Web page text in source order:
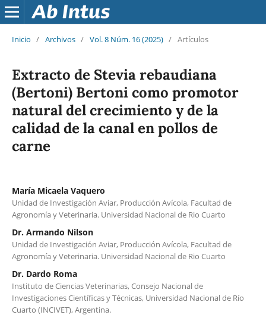
Inicio / Archivos / Vol. 8 Núm. 16 (2025) / Artículos
Extracto de Stevia rebaudiana
(Bertoni) Bertoni como promotor
natural del crecimiento y de la
calidad de la canal en pollos de
carne
María Micaela Vaquero
Unidad de Investigación Aviar, Producción Avícola, Facultad de
Agronomía y Veterinaria. Universidad Nacional de Rio Cuarto
Dr. Armando Nilson
Unidad de Investigación Aviar, Producción Avícola, Facultad de
Agronomía y Veterinaria. Universidad Nacional de Rio Cuarto
Dr. Dardo Roma
Instituto de Ciencias Veterinarias, Consejo Nacional de
Investigaciones Científicas y Técnicas, Universidad Nacional de Río
Cuarto (INCIVET), Argentina.